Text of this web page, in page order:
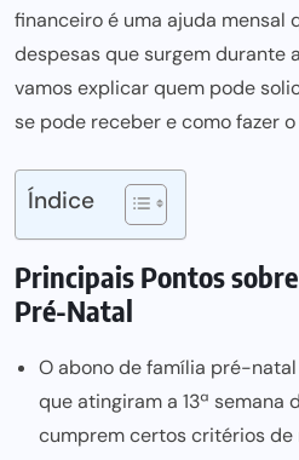
financeiro é uma ajuda mensal
despesas que surgem durante
vamos explicar quem pode
se pode receber e como fazer
Índice
Principais Pontos
Pré-Natal
O abono de família pré-
que atingiram a 13ª semana
cumprem certos critérios de